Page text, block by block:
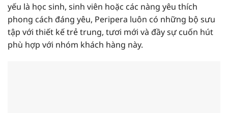
yếu là học sinh, sinh viên hoặc các nàng yêu thích
phong cách đáng yêu, Peripera luôn có những bộ sưu
tập với thiết kế trẻ trung, tươi mới và đầy sự cuốn hút
phù hợp với nhóm khách hàng này.